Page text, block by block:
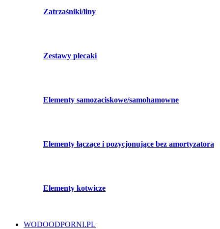
Zatrzaśniki/liny
Zestawy plecaki
Elementy samozaciskowe/samohamowne
Elementy łączące i pozycjonujące bez amortyzatora
Elementy kotwicze
WODOODPORNI.PL